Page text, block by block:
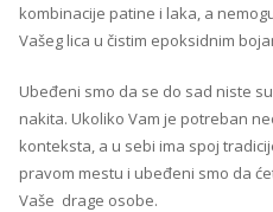
kombinacije patine i laka, a
Vašeg lica u čistim epoksidnim
Ubeđeni smo da se do sad niste
nakita. Ukoliko Vam je potreban
konteksta, a u sebi ima spoj
pravom mestu i ubeđeni smo da
Vaše drage osobe.